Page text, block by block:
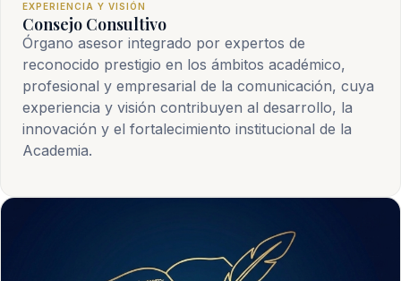
EXPERIENCIA Y VISIÓN
Consejo Consultivo
Órgano asesor integrado por expertos de
reconocido prestigio en los ámbitos académico,
profesional y empresarial de la comunicación, cuya
experiencia y visión contribuyen al desarrollo, la
innovación y el fortalecimiento institucional de la
Academia.